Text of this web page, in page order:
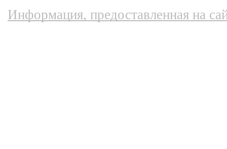
Информация, предоставленная на